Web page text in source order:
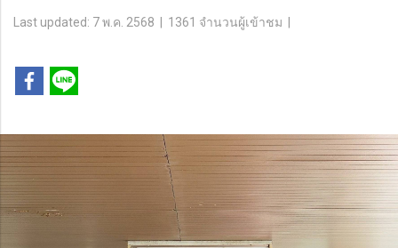
Last updated: 7 พ.ค. 2568 1361 จำนวนผู้เข้าชม